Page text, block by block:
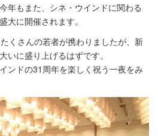
年もまた、シネ・ウインドに関わる
大に開催されます。
くさんの若者が携わりましたが、新
いに盛り上げるはずです。
ンドの31周年を楽しく祝う一夜をみ